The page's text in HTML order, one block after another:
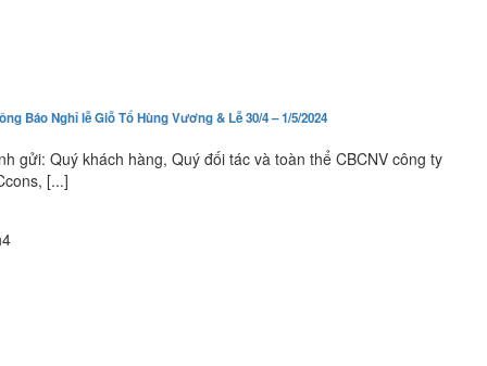
Báo Nghỉ lễ Giỗ Tổ Hùng Vương & Lễ 30/4 – 1/5/2024
gửi: Quý khách hàng, Quý đối tác và toàn thể CBCNV công ty
[...]